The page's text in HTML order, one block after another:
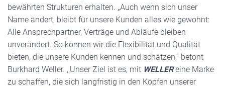
bewährten Strukturen erhalten. „Auch wenn sich unser
Name ändert, bleibt für unsere Kunden alles wie gewohnt:
Alle Ansprechpartner, Verträge und Abläufe bleiben
unverändert. So können wir die Flexibilität und Qualität
bieten, die unsere Kunden kennen und schätzen,‘‘ betont
Burkhard Weller. ,,Unser Ziel ist es, mit WELLEReine Marke
zu schaffen, die sich langfristig in den Köpfen unserer